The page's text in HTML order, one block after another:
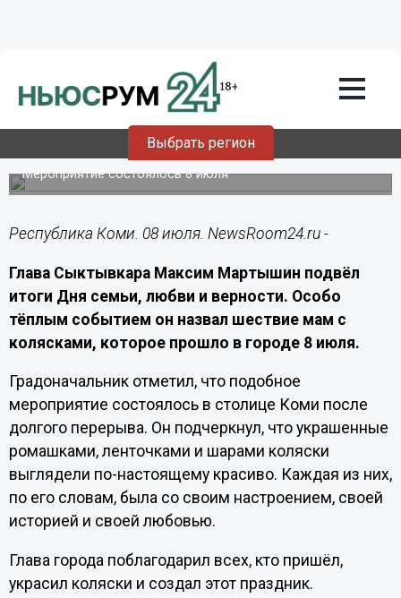
Выбрать регион
08.07.202620:30
Шествие мам с колясками стало
украшением Дня семьи в Сыктывкаре
Мероприятие состоялось 8 июля
Республика Коми. 08 июля. NewsRoom24.ru -
Глава Сыктывкара Максим Мартышин подвёл
итоги Дня семьи, любви и верности. Особо
тёплым событием он назвал шествие мам с
колясками, которое прошло в городе 8 июля.
Градоначальник отметил, что подобное
мероприятие состоялось в столице Коми после
долгого перерыва. Он подчеркнул, что украшенные
ромашками, ленточками и шарами коляски
выглядели по-настоящему красиво. Каждая из них,
по его словам, была со своим настроением, своей
историей и своей любовью.
Глава города поблагодарил всех, кто пришёл,
украсил коляски и создал этот праздник.